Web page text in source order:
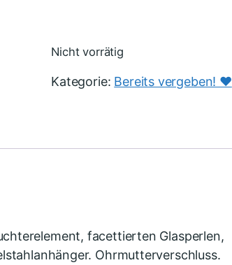
Nicht vorrätig
Kategorie: Bereits vergeben! ♥️
facettierten Glasperlen,
Ohrmutterverschluss.